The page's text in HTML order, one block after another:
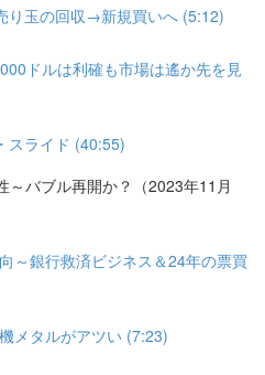
り玉の回収→新規買いへ (5:12)
ドルは利確も市場は遙か先を見
スライド (40:55)
～バブル再開か？（2023年11月
～銀行救済ビジネス＆24年の票買
メタルがアツい (7:23)